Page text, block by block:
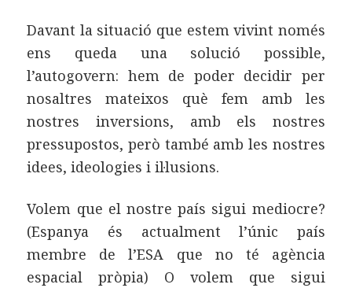
Davant la situació que estem vivint només
ens queda una solució possible,
l’autogovern: hem de poder decidir per
nosaltres mateixos què fem amb les
nostres inversions, amb els nostres
pressupostos, però també amb les nostres
idees, ideologies i il·lusions.
Volem que el nostre país sigui mediocre?
(Espanya és actualment l’únic país
membre de l’ESA que no té agència
espacial pròpia) O volem que sigui